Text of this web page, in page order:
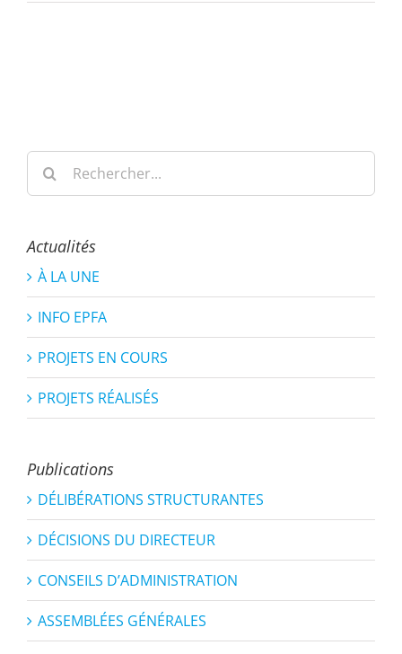
Rechercher:
Actualités
À LA UNE
INFO EPFA
PROJETS EN COURS
PROJETS RÉALISÉS
Publications
DÉLIBÉRATIONS STRUCTURANTES
DÉCISIONS DU DIRECTEUR
CONSEILS D’ADMINISTRATION
ASSEMBLÉES GÉNÉRALES